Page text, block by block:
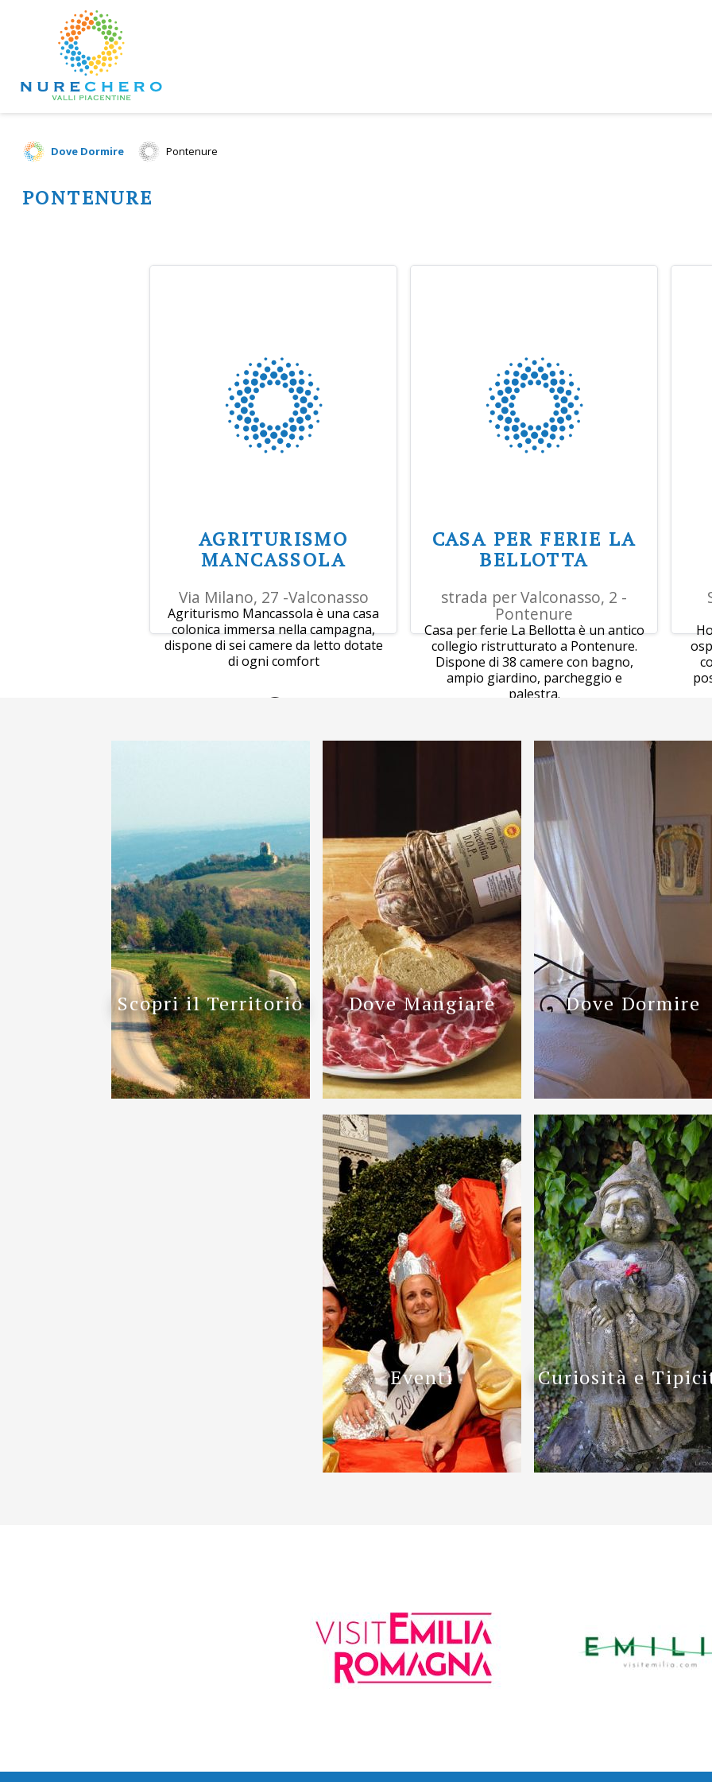
Dove Dormire Pontenure
PONTENURE
AGRITURISMO
MANCASSOLA
Via Milano, 27 -Valconasso
Agriturismo Mancassola è una casa
colonica immersa nella campagna,
dispone di sei camere da letto dotate
di ogni comfort
CASA PER FERIE LA
BELLOTTA
strada per Valconasso, 2 -
Pontenure
Casa per ferie La Bellotta è un antico
collegio ristrutturato a Pontenure.
Dispone di 38 camere con bagno,
ampio giardino, parcheggio e
palestra.
0523 510896
Continua
Scopri il Territorio Dove Mangiare Dove Dormire
Eventi Curiosità e